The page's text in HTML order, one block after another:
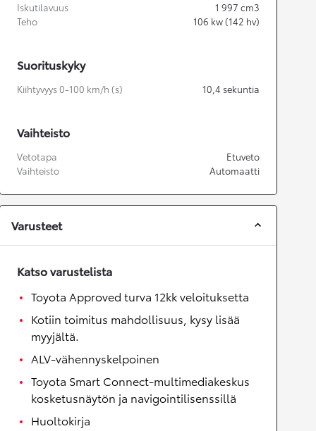
Iskutilavuus 1 997 cm3
Teho
106 kw (142 hv)
Suorituskyky
Kiihtyvyys 0-100 km/h (s) 10,4 sekuntia
Vaihteisto
Vetotapa
Etuveto
Vaihteisto
Automaatti
Varusteet
Katso varustelista
Toyota Approved turva 12kk veloituksetta
Kotiin toimitus mahdollisuus, kysy lisää
myyjältä.
ALV-vähennyskelpoinen
Toyota Smart Connect-multimediakeskus
kosketusnäytön ja navigointilisenssillä
Huoltokirja